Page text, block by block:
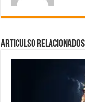
Articulso Relacionados